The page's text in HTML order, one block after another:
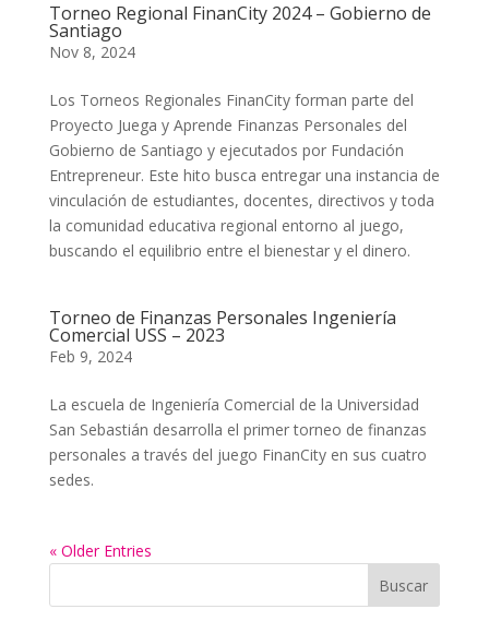
Torneo Regional FinanCity 2024 – Gobierno de
Santiago
Nov 8, 2024
Los Torneos Regionales FinanCity forman parte del
Proyecto Juega y Aprende Finanzas Personales del
Gobierno de Santiago y ejecutados por Fundación
Entrepreneur. Este hito busca entregar una instancia de
vinculación de estudiantes, docentes, directivos y toda
la comunidad educativa regional entorno al juego,
buscando el equilibrio entre el bienestar y el dinero.
Torneo de Finanzas Personales Ingeniería
Comercial USS – 2023
Feb 9, 2024
La escuela de Ingeniería Comercial de la Universidad
San Sebastián desarrolla el primer torneo de finanzas
personales a través del juego FinanCity en sus cuatro
sedes.
« Older Entries